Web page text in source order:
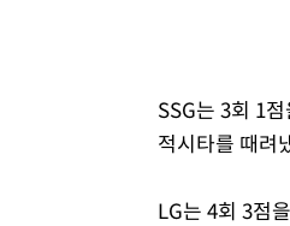
SSG는 3회 1
적시타를 때려
LG는 4회 3점